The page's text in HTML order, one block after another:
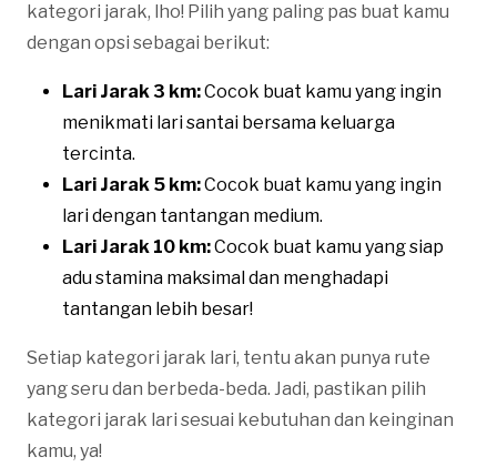
kategori jarak, lho! Pilih yang paling pas buat kamu
dengan opsi sebagai berikut:
Lari Jarak 3 km:Cocok buat kamu yang ingin
menikmati lari santai bersama keluarga
tercinta.
Lari Jarak 5 km:Cocok buat kamu yang ingin
lari dengan tantangan medium.
Lari Jarak 10 km:Cocok buat kamu yang siap
adu stamina maksimal dan menghadapi
tantangan lebih besar!
Setiap kategori jarak lari, tentu akan punya rute
yang seru dan berbeda-beda. Jadi, pastikan pilih
kategori jarak lari sesuai kebutuhan dan keinginan
kamu, ya!